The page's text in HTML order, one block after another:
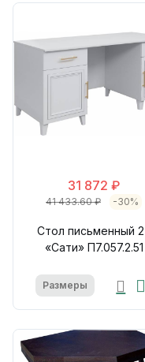
31 872 ₽
41 433.60 ₽ -30%
Стол письменный
«Сати» П7.057.2.51
Размеры